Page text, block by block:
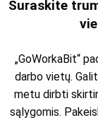
Suraskite
„GoWorkaBit“
darbo vietų.
metu dirbti
sąlygomis.